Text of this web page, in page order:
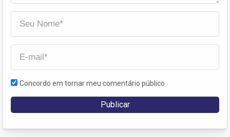
Concordo em tornar meu comentário público